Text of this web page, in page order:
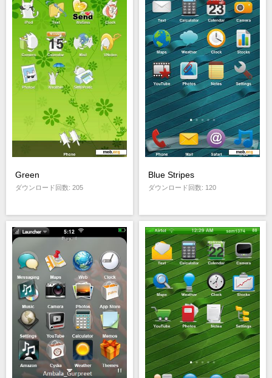
Green
ダウンロード回数: 205
Blue Stripes
ダウンロード回数: 120